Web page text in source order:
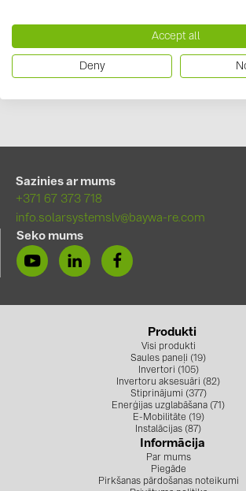
Instalācijas (87)
RAŽOTĀJI
EVOPIPES (7)
FRONIUS (42)
GROMTOR (32)
GoodWe (40)
HUAWEI (53)
Sazinies ar mums
+371 67 373 718
info.solarsystemslv@baywa-re.com
Seko mums
Produkti
Visi produkti
Saules paneļi (19)
Invertori (105)
Invertoru aksesuāri (82)
Stiprinājumi (377)
Enerģijas uzglabāšana (71)
E-Mobilitāte (19)
Instalācijas (87)
Informācija
Par mums
Piegāde
Pirkšanas pārdošanas noteikumi
Accept all
Deny